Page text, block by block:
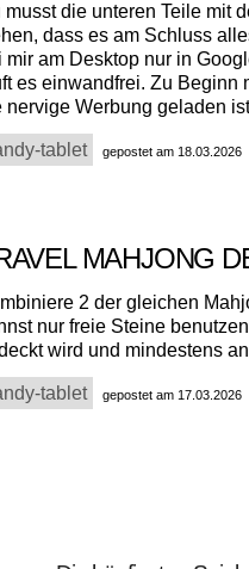
musst die unteren Teile mit
dass es am Schluss
mir am Desktop nur in
es einwandfrei. Zu
nervige Werbung geladen
tablet gepostet am 18.03.2026
MAHJONG
2 der gleichen
nur freie Steine
wird und mindestens
tablet gepostet am 17.03.2026